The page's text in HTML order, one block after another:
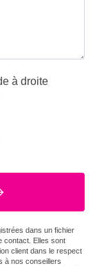
à droite
dans un fichier
contact. Elles sont
client dans le respect
à nos conseillers